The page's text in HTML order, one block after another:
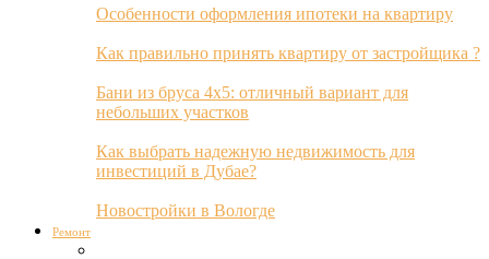
Особенности оформления ипотеки на квартиру
Как правильно принять квартиру от застройщика ?
Бани из бруса 4х5: отличный вариант для
небольших участков
Как выбрать надежную недвижимость для
инвестиций в Дубае?
Новостройки в Вологде
Ремонт